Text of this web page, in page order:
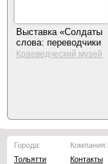
Выставка «Солдаты
слова: переводчики
Великой
Краеведческий музей
Города:
Тольятти
Компания:
Контакты